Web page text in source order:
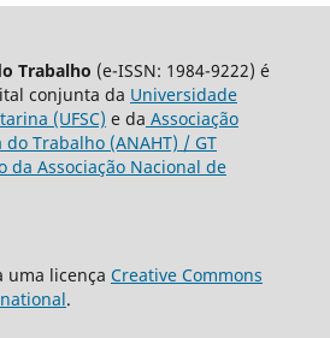
Trabalho (e-ISSN: 1984-9222) é
conjunta da Universidade
(UFSC) e da Associação
Trabalho (ANAHT) / GT
da Associação Nacional de
uma licença Creative Commons
.